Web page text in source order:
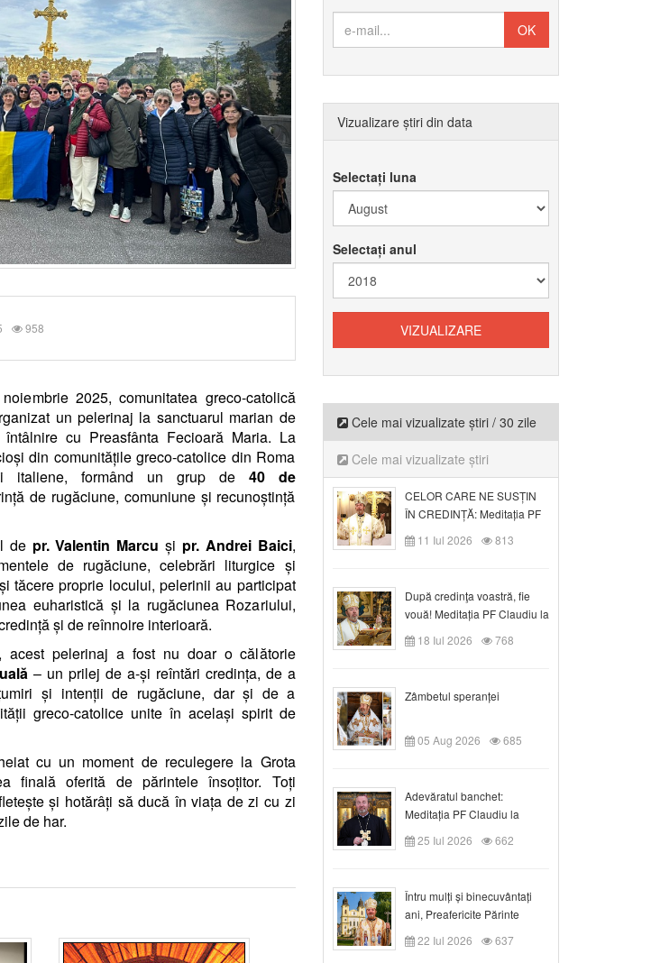
958
2025, comunitatea greco-catolică
un pelerinaj la sanctuarul marian de
cu Preasfânta Fecioară Maria. La
din comunitățile greco-catolice din Roma
italiene, formând un grup de 40 de
de rugăciune, comuniune și recunoștință
de pr. Valentin Marcu și pr. Andrei Baici,
de rugăciune, celebrări liturgice și
tăcere proprie locului, pelerinii au participat
euharistică și la rugăciunea Rozariului,
și de reînnoire interioară.
acest pelerinaj a fost nu doar o călătorie
– un prilej de a-și reîntări credința, de a
și intenții de rugăciune, dar și de a
greco-catolice unite în același spirit de
cu un moment de reculegere la Grota
finală oferită de părintele însoțitor. Toți
și hotărâți să ducă în viața de zi cu zi
de har.
Vizualizare știri din data
Selectați luna
Selectați anul
Cele mai vizualizate știri / 30 zile
Cele mai vizualizate știri
CELOR CARE NE SUSȚIN
ÎN CREDINȚĂ: Meditația PF
Claudiu la Duminica a VI-a
după Rusalii
11 Iul 2026 813
După credinţa voastră, fie
vouă! Meditația PF Claudiu la
duminica a VII-a după Rusalii
18 Iul 2026 768
Zâmbetul speranței
05 Aug 2026 685
Adevăratul banchet:
Meditația PF Claudiu la
Duminica a VIII-a după
Rusalii
25 Iul 2026 662
Întru mulți și binecuvântați
ani, Preafericite Părinte
Claudiu!
22 Iul 2026 637